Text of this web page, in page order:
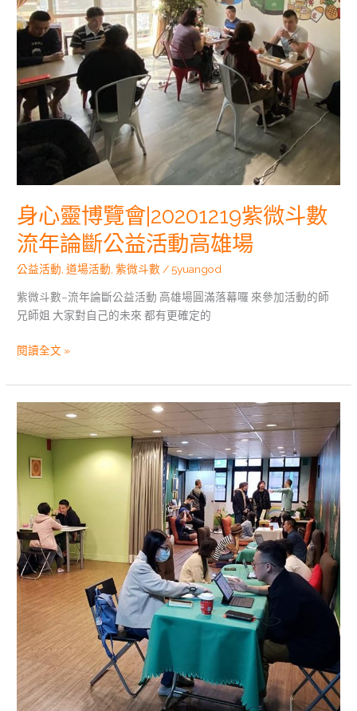
身心靈博覽會|20201219紫微斗數
流年論斷公益活動高雄場
公益活動,道場活動,紫微斗數/5yuangod
紫微斗數–流年論斷公益活動 高雄場圓滿落幕囉 來參加活動的師
兄師姐 大家對自己的未來 都有更確定的
斗
數
年
論
斷
公
雄
場
閱讀全文 »
身
心
覽
會|20201108
微
斗
數
流
年
論
斷
公
益
活